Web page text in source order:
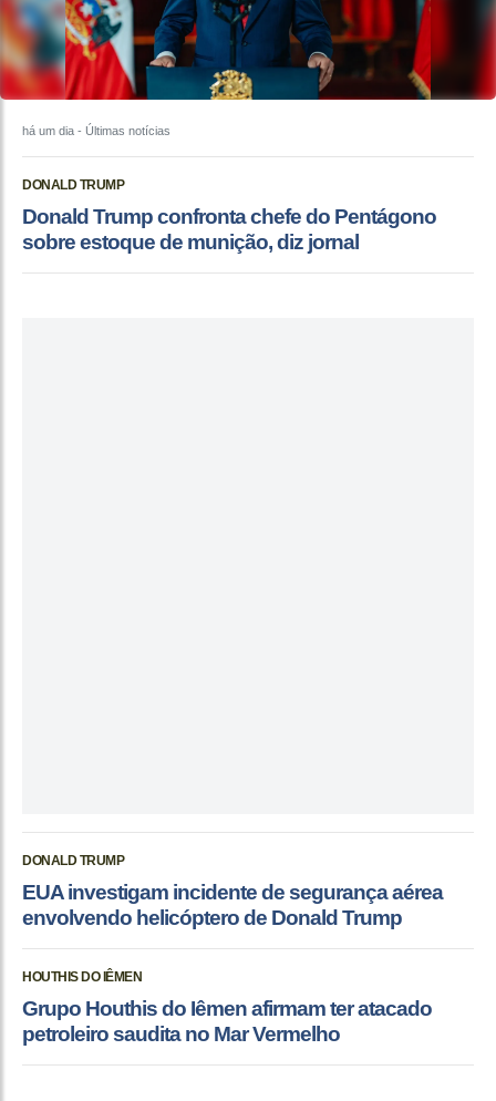
há um dia - Últimas notícias
DONALD TRUMP
Donald Trump confronta chefe do Pentágono
sobre estoque de munição, diz jornal
DONALD TRUMP
EUA investigam incidente de segurança aérea
envolvendo helicóptero de Donald Trump
HOUTHIS DO IÊMEN
Grupo Houthis do Iêmen afirmam ter atacado
petroleiro saudita no Mar Vermelho